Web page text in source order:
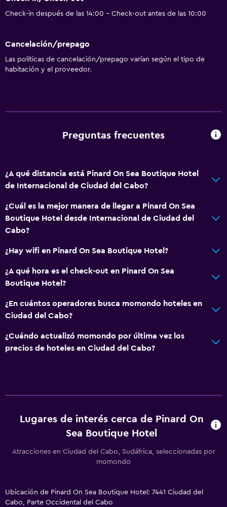
Check-in después de las 14:00 - Check-out antes de las 10:00
Cancelación/prepago
Las políticas de cancelación/prepago varían según el tipo de
habitación y el proveedor.
Preguntas frecuentes
¿A qué distancia está Pinard On Sea Boutique Hotel
de Internacional de Ciudad del Cabo?
¿Cuál es la mejor manera de llegar a Pinard On Sea
Boutique Hotel desde Internacional de Ciudad del
Cabo?
¿Hay wifi en Pinard On Sea Boutique Hotel?
¿A qué hora es el check-out en Pinard On Sea
Boutique Hotel?
¿En cuántos operadores busca momondo hoteles en
Ciudad del Cabo?
¿Cuándo actualizó momondo por última vez los
precios de hoteles en Ciudad del Cabo?
Lugares de interés cerca de Pinard On
Sea Boutique Hotel
Atracciones en Ciudad del Cabo, Sudáfrica, seleccionadas por
momondo
Ubicación de Pinard On Sea Boutique Hotel: 7441 Ciudad del
Cabo, Parte Occidental del Cabo